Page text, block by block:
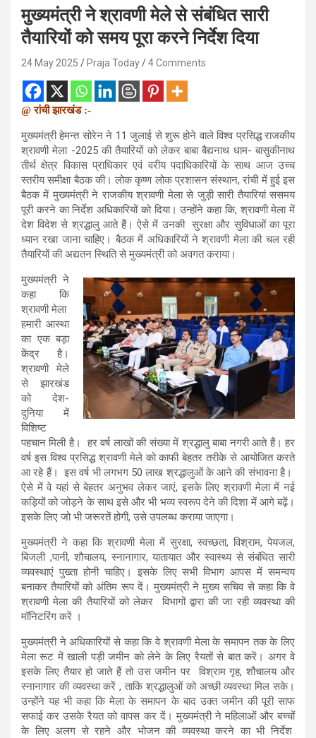
मुख्यमंत्री ने श्रावणी मेले से संबंधित सारी
तैयारियों को समय पूरा करने निर्देश दिया
24 May 2025 Praja Today 4 Comments
@ रांची झारखंड :-
मुख्यमंत्री हेमन्त सोरेन ने 11 जुलाई से शुरू होने वाले विश्व प्रसिद्ध राजकीय
श्रावणी मेला -2025 की तैयारियों को लेकर बाबा बैद्यनाथ धाम- बासुकीनाथ
तीर्थ क्षेत्र विकास प्राधिकार एवं वरीय पदाधिकारियों के साथ आज उच्च
स्तरीय समीक्षा बैठक की। लोक कृष्ण लोक प्रशासन संस्थान, रांची में हुई इस
बैठक में मुख्यमंत्री ने राजकीय श्रावणी मेला से जुड़ी सारी तैयारियां ससमय
पूरी करने का निर्देश अधिकारियों को दिया। उन्होंने कहा कि, श्रावणी मेला में
देश विदेश से श्रद्धालु आते हैं। ऐसे में उनकी सुरक्षा और सुविधाओं का पूरा
ध्यान रखा जाना चाहिए। बैठक में अधिकारियों ने श्रावणी मेला की चल रही
तैयारियों की अद्यतन स्थिति से मुख्यमंत्री को अवगत कराया।
मुख्यमंत्री ने
कहा कि
श्रावणी मेला
हमारी आस्था
का एक बड़ा
केंद्र है।
श्रावणी मेले
से झारखंड
को देश-
दुनिया में
विशिष्ट
पहचान मिली है। हर वर्ष लाखों की संख्या में श्रद्धालु बाबा नगरी आते हैं। हर
वर्ष इस विश्व प्रसिद्ध श्रावणी मेले को काफी बेहतर तरीके से आयोजित करते
आ रहे हैं। इस वर्ष भी लगभग 50 लाख श्रद्धालुओं के आने की संभावना है।
ऐसे में वे यहां से बेहतर अनुभव लेकर जाएं, इसके लिए श्रावणी मेला में नई
कड़ियों को जोड़ने के साथ इसे और भी भव्य स्वरूप देने की दिशा में आगे बढ़ें।
इसके लिए जो भी जरूरतें होगी, उसे उपलब्ध कराया जाएगा।
मुख्यमंत्री ने कहा कि श्रावणी मेला में सुरक्षा, स्वच्छता, विश्राम, पेयजल,
बिजली ,पानी, शौचालय, स्नानागार, यातायात और स्वास्थ्य से संबंधित सारी
व्यवस्थाएं पुख्ता होनी चाहिए। इसके लिए सभी विभाग आपस में समन्वय
बनाकर तैयारियों को अंतिम रूप दें। मुख्यमंत्री ने मुख्य सचिव से कहा कि वे
श्रावणी मेला की तैयारियों को लेकर विभागों द्वारा की जा रही व्यवस्था की
मॉनिटरिंग करें ।
मुख्यमंत्री ने अधिकारियों से कहा कि वे श्रावणी मेला के समापन तक के लिए
मेला रूट में खाली पड़ी जमीन को लेने के लिए रैयतों से बात करें। अगर वे
इसके लिए तैयार हो जाते हैं तो उस जमीन पर विश्राम गृह, शौचालय और
स्नानागार की व्यवस्था करें , ताकि श्रद्धालुओं को अच्छी व्यवस्था मिल सके।
उन्होंने यह भी कहा कि मेला के समापन के बाद उक्त जमीन की पूरी साफ
सफाई कर उसके रैयत को वापस कर दें। मुख्यमंत्री ने महिलाओं और बच्चों
के लिए अलग से रहने और भोजन की व्यवस्था करने का भी निर्देश